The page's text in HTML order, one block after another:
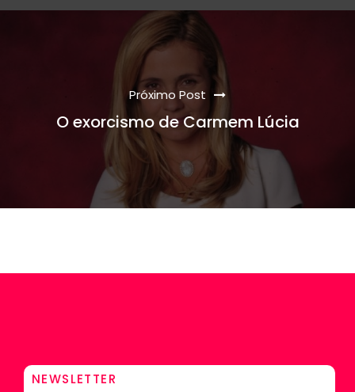
Próximo Post
O exorcismo de Carmem Lúcia
NEWSLETTER